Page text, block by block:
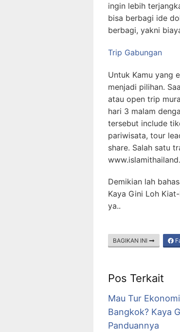
ingin lebih
bisa berbagi ide
berbagi, yakni
Trip Gabungan
Untuk Kamu yang
menjadi pilihan.
atau open trip
hari 3 malam
tersebut include
pariwisata, tour
share. Salah satu
Demikian lah
Kaya Gini Loh
ya..
BAGIKAN INI
Pos Terkait
Mau Tur
Bangkok? Kaya
Panduannya